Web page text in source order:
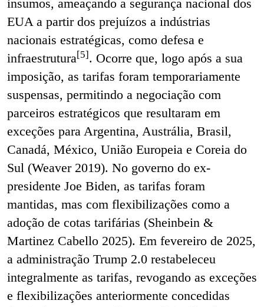
insumos, ameaçando a segurança nacional dos
EUA a partir dos prejuízos a indústrias
nacionais estratégicas, como defesa e
infraestrutura[5]. Ocorre que, logo após a sua
imposição, as tarifas foram temporariamente
suspensas, permitindo a negociação com
parceiros estratégicos que resultaram em
exceções para Argentina, Austrália, Brasil,
Canadá, México, União Europeia e Coreia do
Sul (Weaver 2019). No governo do ex-
presidente Joe Biden, as tarifas foram
mantidas, mas com flexibilizações como a
adoção de cotas tarifárias (Sheinbein &
Martinez Cabello 2025). Em fevereiro de 2025,
a administração Trump 2.0 restabeleceu
integralmente as tarifas, revogando as exceções
e flexibilizações anteriormente concedidas